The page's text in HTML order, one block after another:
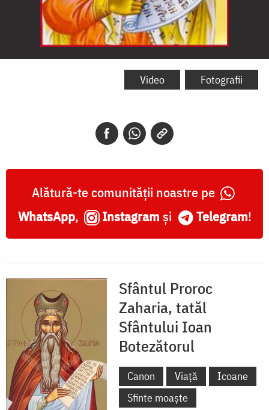
Sfântul
Botezătorul
Video Fotografii
Alătură-te comunității noastre pe
WhatsApp, Instagram și Telegram!
Sfântul Proroc
Zaharia, tatăl
Sfântului Ioan
Botezătorul
Canon Viață
Icoane
Sfinte moaște